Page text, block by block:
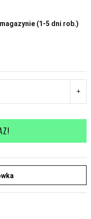
(1-5 dni rob.)